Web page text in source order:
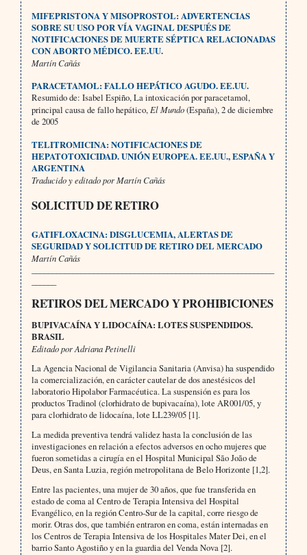
MIFEPRISTONA Y MISOPROSTOL: ADVERTENCIAS
SOBRE SU USO POR VÍA VAGINAL DESPUÉS DE
NOTIFICACIONES DE MUERTE SÉPTICA RELACIONADAS
CON ABORTO MÉDICO. EE.UU.
Martín Cañás
PARACETAMOL: FALLO HEPÁTICO AGUDO. EE.UU.
Resumido de: Isabel Espiño, La intoxicación por paracetamol,
principal causa de fallo hepático, El Mundo(España), 2 de diciembre
de 2005
TELITROMICINA: NOTIFICACIONES DE
HEPATOTOXICIDAD. UNIÓN EUROPEA. EE.UU., ESPAÑA Y
ARGENTINA
Traducido y editado por Martín Cañás
SOLICITUD DE RETIRO
GATIFLOXACINA: DISGLUCEMIA, ALERTAS DE
SEGURIDAD Y SOLICITUD DE RETIRO DEL MERCADO
Martín Cañás
RETIROS DEL MERCADO Y PROHIBICIONES
BUPIVACAÍNA Y LIDOCAÍNA: LOTES SUSPENDIDOS.
BRASIL
Editado por Adriana Petinelli
La Agencia Nacional de Vigilancia Sanitaria (Anvisa) ha suspendido
la comercialización, en carácter cautelar de dos anestésicos del
laboratorio Hipolabor Farmacéutica. La suspensión es para los
productos Tradinol (clorhidrato de bupivacaína), lote AR001/05, y
para clorhidrato de lidocaína, lote LL239/05 [1].
La medida preventiva tendrá validez hasta la conclusión de las
investigaciones en relación a efectos adversos en ocho mujeres que
fueron sometidas a cirugía en el Hospital Municipal São João de
Deus, en Santa Luzia, región metropolitana de Belo Horizonte [1,2].
Entre las pacientes, una mujer de 30 años, que fue transferida en
estado de coma al Centro de Terapia Intensiva del Hospital
Evangélico, en la región Centro-Sur de la capital, corre riesgo de
morir. Otras dos, que también entraron en coma, están internadas en
los Centros de Terapia Intensiva de los Hospitales Mater Dei, en el
barrio Santo Agostiño y en la guardia del Venda Nova [2].